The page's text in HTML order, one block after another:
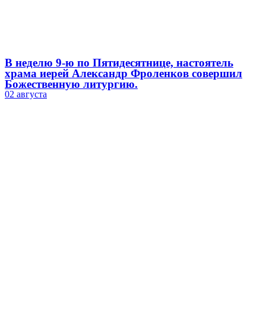
В неделю 9-ю по Пятидесятнице, настоятель
храма иерей Александр Фроленков совершил
Божественную литургию.
02 августа